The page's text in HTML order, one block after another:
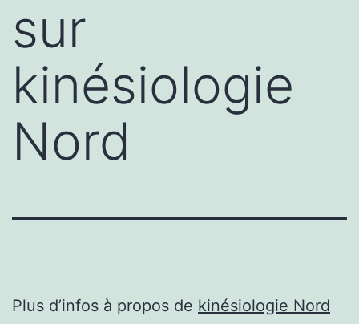
sur
kinésiologie
Nord
Plus d’infos à propos de kinésiologie Nord